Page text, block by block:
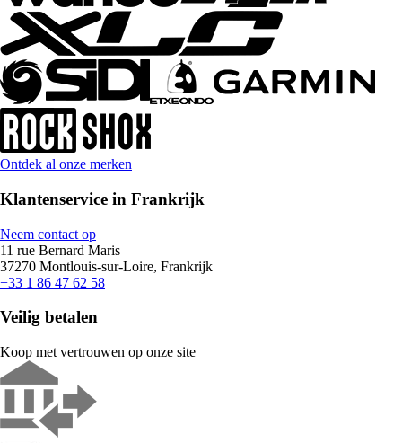
Ontdek al onze merken
Klantenservice in Frankrijk
Neem contact op
11 rue Bernard Maris
37270 Montlouis-sur-Loire, Frankrijk
+33 1 86 47 62 58
Veilig betalen
Koop met vertrouwen op onze site